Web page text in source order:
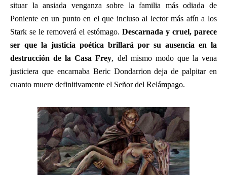
situar la ansiada venganza sobre la familia más odiada de
Poniente en un punto en el que incluso al lector más afín a los
Stark se le removerá el estómago. Descarnada y cruel, parece
ser que la justicia poética brillará por su ausencia en la
destrucción de la Casa Frey, del mismo modo que la vena
justiciera que encarnaba Beric Dondarrion deja de palpitar en
cuanto muere definitivamente el Señor del Relámpago.